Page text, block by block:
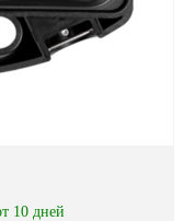
10 дней